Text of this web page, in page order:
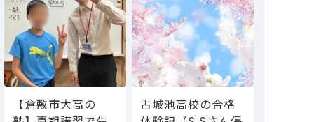
【倉敷市大高の
古城池高校の合格